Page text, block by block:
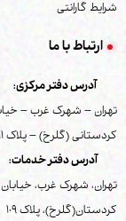
شرایط گارانتی
ارتباط با ما
آدرس دفتر مرکزی:
تهران – شهرک غرب –
کردستانی (گلرخ) – پلاک 111
آدرس دفتر خدمات:
تهران، شهرک غرب،
کردستان(گلرخ)، پلاک 109